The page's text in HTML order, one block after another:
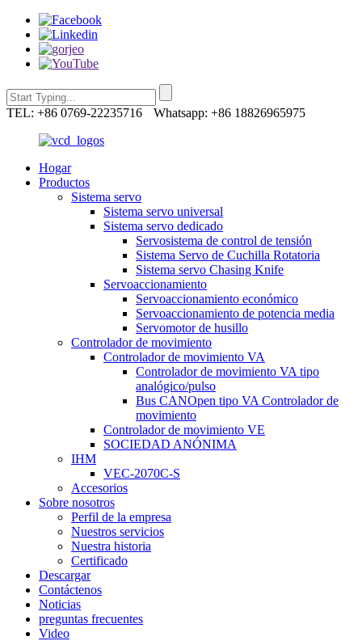
TEL: +86 0769-22235716 Whatsapp: +86 18826965975
Hogar
Productos
Sistema servo
Sistema servo universal
Sistema servo dedicado
Servosistema de control de tensión
Sistema Servo de Cuchilla Rotatoria
Sistema servo Chasing Knife
Servoaccionamiento
Servoaccionamiento económico
Servoaccionamiento de potencia media
Servomotor de husillo
Controlador de movimiento
Controlador de movimiento VA
Controlador de movimiento VA tipo
analógico/pulso
Bus CANOpen tipo VA Controlador de
movimiento
Controlador de movimiento VE
SOCIEDAD ANÓNIMA
IHM
VEC-2070C-S
Accesorios
Sobre nosotros
Perfil de la empresa
Nuestros servicios
Nuestra historia
Certificado
Descargar
Contáctenos
Noticias
preguntas frecuentes
Video